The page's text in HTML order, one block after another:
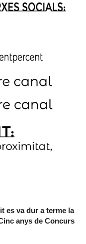
es va dur a terme la
anys de Concurs